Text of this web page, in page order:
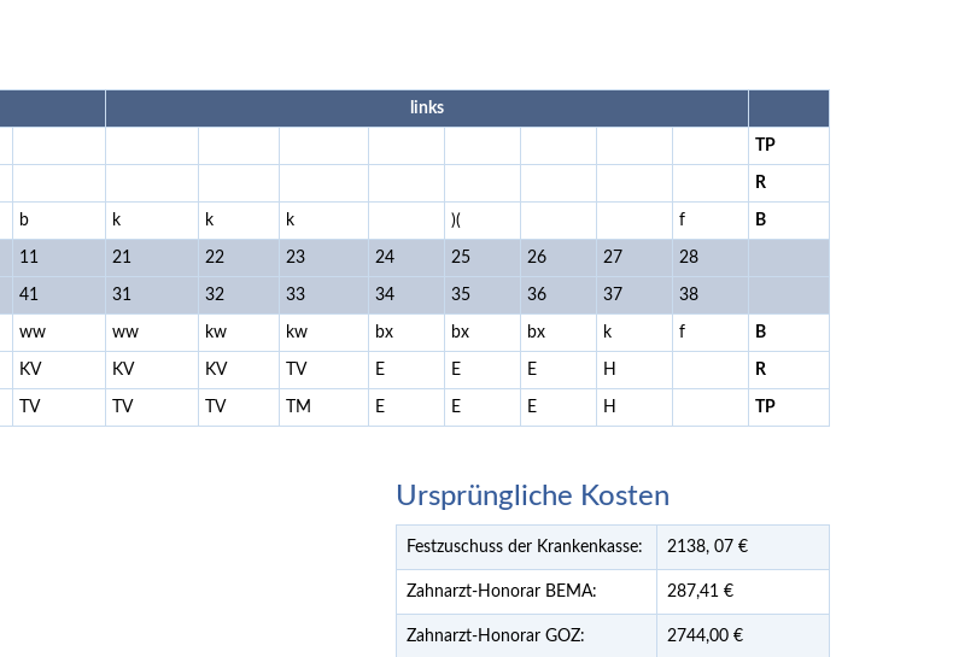
links
TP
R
b k k k )( f B
11 21 22 23 24 25 26 27 28
41 31 32 33 34 35 36 37 38
ww ww kw kw bx bx bx k f B
KV KV KV TV E E E H R
TV TV TV TM E E E H TP
Ursprüngliche Kosten
Festzuschuss der Krankenkasse: 2138, 07 €
Zahnarzt-Honorar BEMA: 287,41 €
Zahnarzt-Honorar GOZ: 2744,00 €